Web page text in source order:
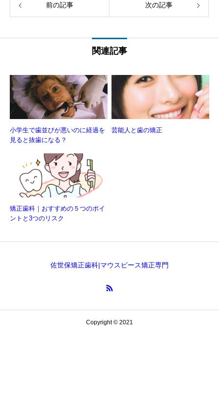
前の記事 次の記事
関連記事
小学生で歯並びが悪いのに経過を
見ると抜歯になる？
芸能人と歯の矯正
矯正歯科｜おすすめの５つのポイ
ントと3つのリスク
佐世保矯正歯科|マウスピース矯正専門
Copyright © 2021